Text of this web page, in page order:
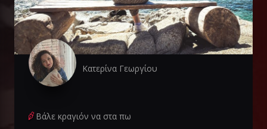
Κατερίνα Γεωργίου
Βάλε κραγιόν να στα πω